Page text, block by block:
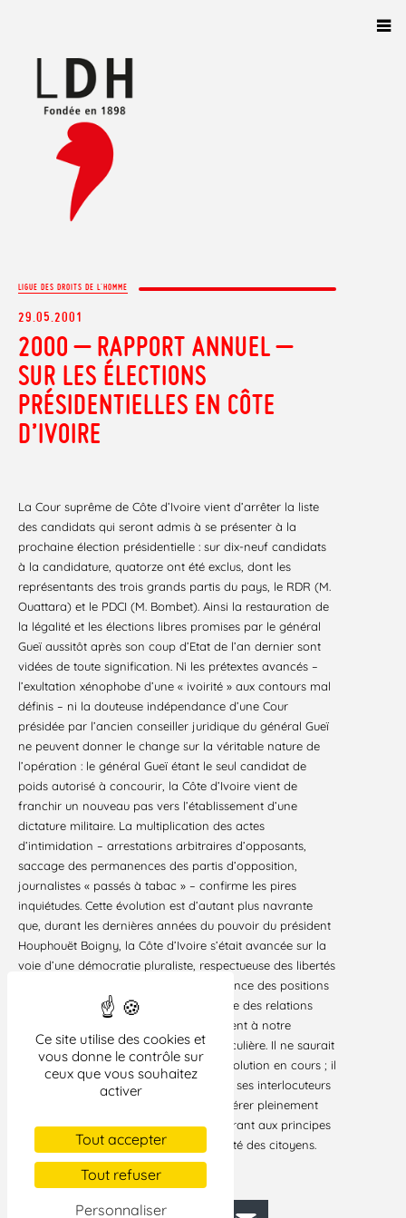
Ce site utilise des cookies et
vous donne le contrôle sur
ceux que vous souhaitez
activer
Tout accepter
Tout refuser
Personnaliser
LIGUE DES DROITS DE L'HOMME
29.05.2001
2000 – RAPPORT ANNUEL –
SUR LES ÉLECTIONS
PRÉSIDENTIELLES EN CÔTE
D’IVOIRE
La Cour suprême de Côte d’Ivoire vient d’arrêter la liste
des candidats qui seront admis à se présenter à la
prochaine élection présidentielle : sur dix-neuf candidats
à la candidature, quatorze ont été exclus, dont les
représentants des trois grands partis du pays, le RDR (M.
Ouattara) et le PDCI (M. Bombet). Ainsi la restauration de
la légalité et les élections libres promises par le général
Gueï aussitôt après son coup d’Etat de l’an dernier sont
vidées de toute signification. Ni les prétextes avancés –
l’exultation xénophobe d’une « ivoirité » aux contours mal
définis – ni la douteuse indépendance d’une Cour
présidée par l’ancien conseiller juridique du général Gueï
ne peuvent donner le change sur la véritable nature de
l’opération : le général Gueï étant le seul candidat de
poids autorisé à concourir, la Côte d’Ivoire vient de
franchir un nouveau pas vers l’établissement d’une
dictature militaire. La multiplication des actes
d’intimidation – arrestations arbitraires d’opposants,
saccage des permanences des partis d’opposition,
journalistes « passés à tabac » – confirme les pires
inquiétudes. Cette évolution est d’autant plus navrante
que, durant les dernières années du pouvoir du président
Houphouët Boigny, la Côte d’Ivoire s’était avancée sur la
voie d’une démocratie pluraliste, respectueuse des libertés
d’expression et d’association. L’importance des positions
de la France en Côte d’Ivoire, l’étroitesse des relations
entre les deux pays depuis 1960 confèrent à notre
gouvernement une responsabilité particulière. Il ne saurait
rester spectateur indifférent devant l’évolution en cours ; il
lui appartient de rappeler fermement à ses interlocuteurs
ivoiriens que la France ne saurait coopérer pleinement
qu’avec des pays démocratiques, adhérant aux principes
fondamentaux de la liberté et de l’égalité des citoyens.
Paris, le 13 octobre 2000